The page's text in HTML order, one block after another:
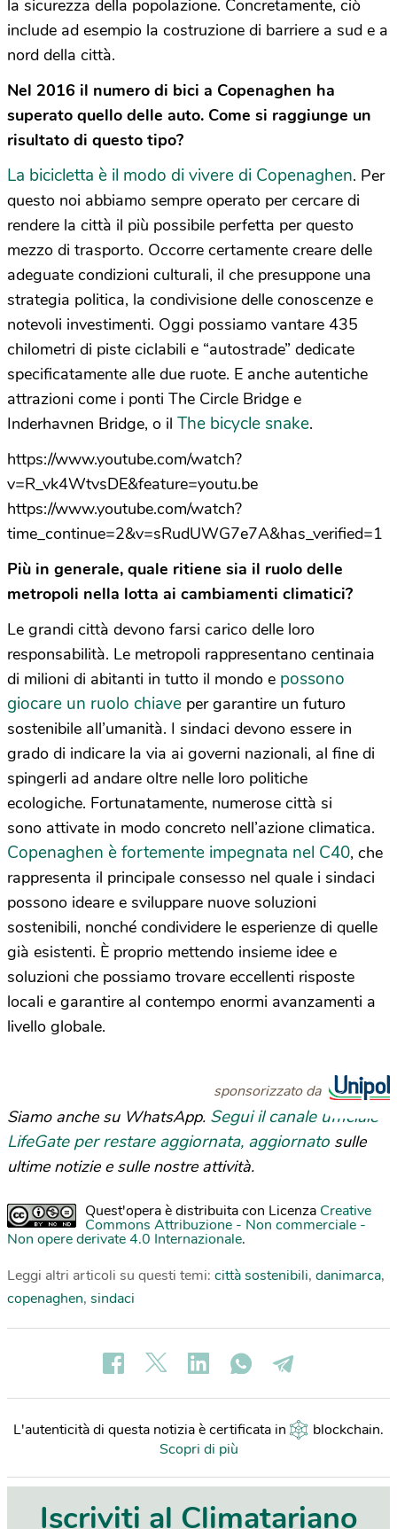
la sicurezza della popolazione. Concretamente, ciò
include ad esempio la costruzione di barriere a sud e a
nord della città.
Nel 2016 il numero di bici a Copenaghen ha
superato quello delle auto. Come si raggiunge un
risultato di questo tipo?
La bicicletta è il modo di vivere di Copenaghen. Per
questo noi abbiamo sempre operato per cercare di
rendere la città il più possibile perfetta per questo
mezzo di trasporto. Occorre certamente creare delle
adeguate condizioni culturali, il che presuppone una
strategia politica, la condivisione delle conoscenze e
notevoli investimenti. Oggi possiamo vantare 435
chilometri di piste ciclabili e “autostrade” dedicate
specificatamente alle due ruote. E anche autentiche
attrazioni come i ponti The Circle Bridge e
Inderhavnen Bridge, o il The bicycle snake.
https://www.youtube.com/watch?
v=R_vk4WtvsDE&feature=youtu.be
https://www.youtube.com/watch?
time_continue=2&v=sRudUWG7e7A&has_verified=1
Più in generale, quale ritiene sia il ruolo delle
metropoli nella lotta ai cambiamenti climatici?
Le grandi città devono farsi carico delle loro
responsabilità. Le metropoli rappresentano centinaia
di milioni di abitanti in tutto il mondo e possono
giocare un ruolo chiave per garantire un futuro
sostenibile all’umanità. I sindaci devono essere in
grado di indicare la via ai governi nazionali, al fine di
spingerli ad andare oltre nelle loro politiche
ecologiche. Fortunatamente, numerose città si
sono attivate in modo concreto nell’azione climatica.
Copenaghen è fortemente impegnata nel C40, che
rappresenta il principale consesso nel quale i sindaci
possono ideare e sviluppare nuove soluzioni
sostenibili, nonché condividere le esperienze di quelle
già esistenti. È proprio mettendo insieme idee e
soluzioni che possiamo trovare eccellenti risposte
locali e garantire al contempo enormi avanzamenti a
livello globale.
sponsorizzato da
Siamo anche su WhatsApp. Segui il canale ufficiale
LifeGate per restare aggiornata, aggiornato sulle
ultime notizie e sulle nostre attività.
Quest'opera è distribuita con Licenza Creative
Commons Attribuzione - Non commerciale -
Non opere derivate 4.0 Internazionale.
Leggi altri articoli su questi temi: città sostenibili, danimarca,
copenaghen, sindaci
L'autenticità di questa notizia è certificata in blockchain.
Scopri di più
Iscriviti al Climatariano